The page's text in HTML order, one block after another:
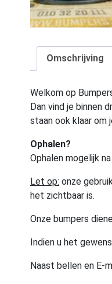
Omschrijving
Welkom op
Dan vind je binnen
staan ook klaar om
Ophalen?
Ophalen mogelijk
Let op: onze
het zichtbaar is.
Onze bumpers
Indien u het
Naast bellen en E-